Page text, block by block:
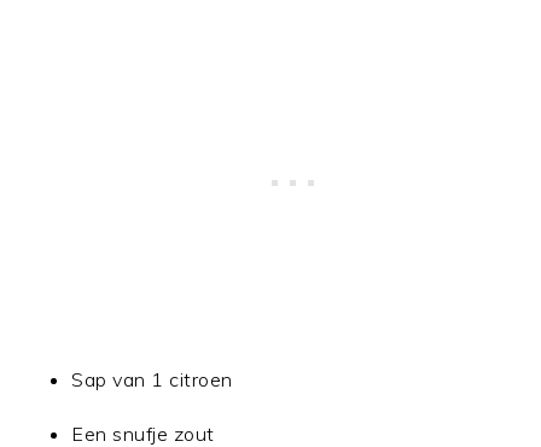
Sap van 1 citroen
Een snufje zout